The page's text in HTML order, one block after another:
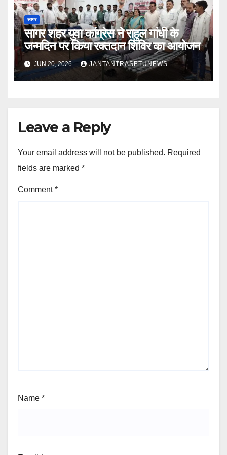
सागर
सागर शहर युवा कांग्रेस ने राहुल गांधी के
जन्मदिन पर किया रक्तदान शिविर का आयोजन
JUN 20, 2026 JANTANTRASETUNEWS
Leave a Reply
Your email address will not be published. Required
fields are marked *
Comment*
Name *